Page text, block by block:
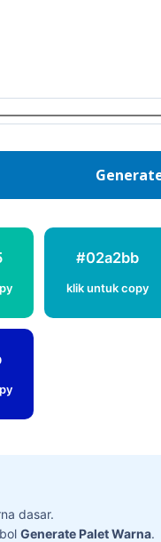
#02a2bb
klik untuk copy
dasar.
Generate Palet Warna.